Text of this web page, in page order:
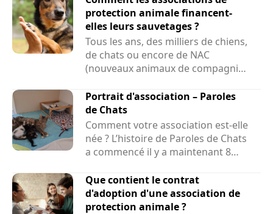
protection animale financent-
elles leurs sauvetages ?
Tous les ans, des milliers de chiens,
de chats ou encore de NAC
(nouveaux animaux de compagnie)
Portrait d'association – Paroles
de Chats
Comment votre association est-elle
née ? L’histoire de Paroles de Chats
a commencé il y a maintenant 8
Que contient le contrat
d'adoption d'une association de
protection animale ?